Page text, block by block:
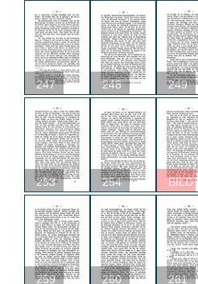
247 248 249
253 254 BILD
259 260 261